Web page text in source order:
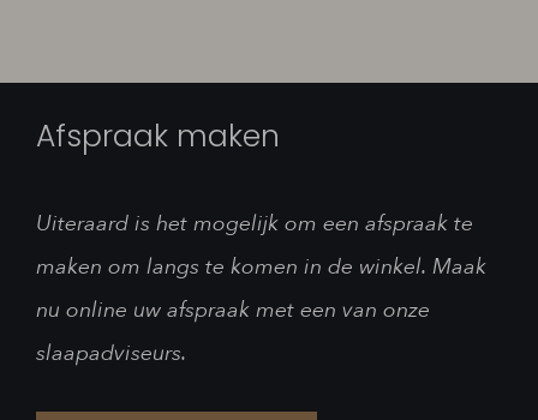
Afspraak maken
Uiteraard is het mogelijk om een afspraak te
maken om langs te komen in de winkel. Maak
nu online uw afspraak met een van onze
slaapadviseurs.